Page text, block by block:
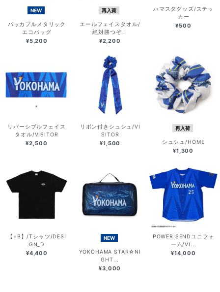
NEW
パッカブルメタリック
エコバッグ
¥5,200
再入荷
エールフェイスタオル/
絶対勝つぞ！
¥2,200
ハマスタグッズ/ステッ
カー
¥500
リバーシブルフェイス
タオル/VISITOR
¥2,500
リボン付きシュシュ/VI
SITOR
¥1,500
再入荷
シュシュ/HOME
¥1,300
【+B】/Tシャツ/DESI
GN_D
¥4,400
NEW
YOKOHAMA STAR☆NI
GHT...
¥3,000
POWER SENDユニフォ
ーム/VI...
¥14,000